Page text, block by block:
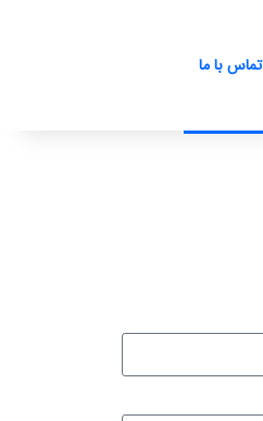
تماس با ما